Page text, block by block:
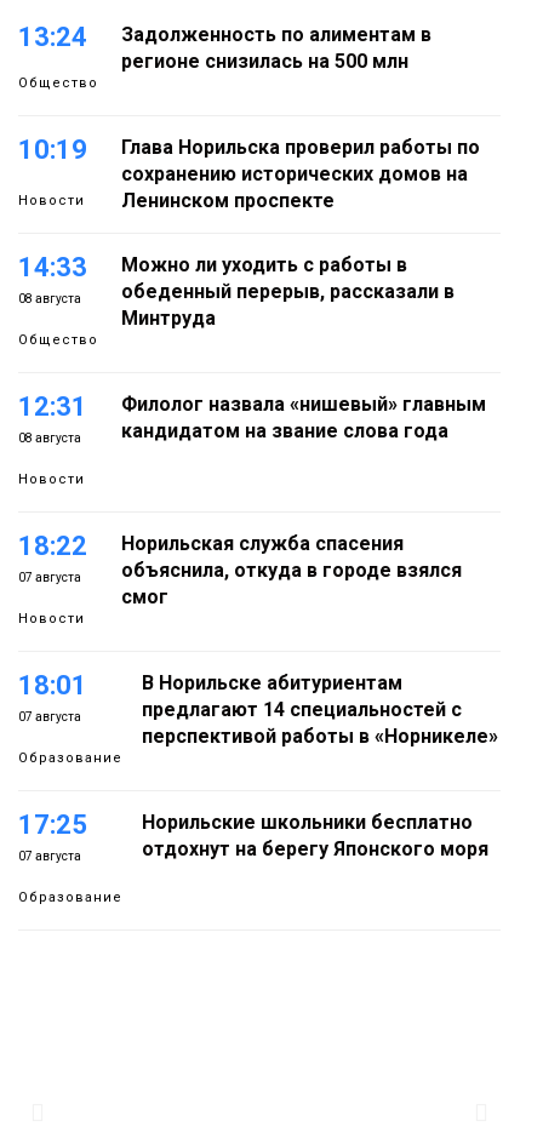
13:24
Общество
Задолженность по алиментам в
регионе снизилась на 500 млн
10:19
Новости
Глава Норильска проверил работы по
сохранению исторических домов на
Ленинском проспекте
14:33
08 августа
Общество
Можно ли уходить с работы в
обеденный перерыв, рассказали в
Минтруда
12:31
08 августа
Новости
Филолог назвала «нишевый» главным
кандидатом на звание слова года
18:22
07 августа
Новости
Норильская служба спасения
объяснила, откуда в городе взялся
смог
18:01
07 августа
Образование
В Норильске абитуриентам
предлагают 14 специальностей с
перспективой работы в «Норникеле»
17:25
07 августа
Образование
Норильские школьники бесплатно
отдохнут на берегу Японского моря